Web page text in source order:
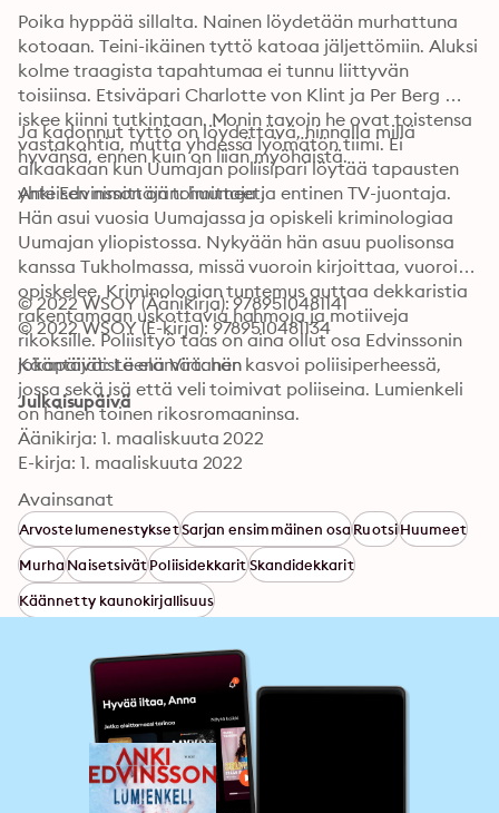
Poika hyppää sillalta. Nainen löydetään murhattuna
kotoaan. Teini-ikäinen tyttö katoaa jäljettömiin. Aluksi
kolme traagista tapahtumaa ei tunnu liittyvän
toisiinsa. Etsiväpari Charlotte von Klint ja Per Berg
iskee kiinni tutkintaan. Monin tavoin he ovat toistensa
vastakohtia, mutta yhdessä lyömätön tiimi. Ei
aikaakaan kun Uumajan poliisipari löytää tapausten
yhteisen nimittäjän: huumeet.
Ja kadonnut tyttö on löydettävä, hinnalla millä
hyvänsä, ennen kuin on liian myöhäistä.
Anki Edvinsson on toimittaja ja entinen TV-juontaja.
Hän asui vuosia Uumajassa ja opiskeli kriminologiaa
Uumajan yliopistossa. Nykyään hän asuu puolisonsa
kanssa Tukholmassa, missä vuoroin kirjoittaa, vuoroin
opiskelee. Kriminologian tuntemus auttaa dekkaristia
rakentamaan uskottavia hahmoja ja motiiveja
rikoksille. Poliisityö taas on aina ollut osa Edvinssonin
jokapäiväistä elämää: hän kasvoi poliisiperheessä,
jossa sekä isä että veli toimivat poliiseina. Lumienkeli
on hänen toinen rikosromaaninsa.
© 2022 WSOY (Äänikirja): 9789510481141
© 2022 WSOY (E-kirja): 9789510481134
Kääntäjät: Leena Virtanen
Julkaisupäivä
Äänikirja: 1. maaliskuuta 2022
E-kirja: 1. maaliskuuta 2022
Avainsanat
ArvostelumenestyksetSarjan ensimmäinen osaRuotsiHuumeet
MurhaNaisetsivätPoliisidekkaritSkandidekkarit
Käännetty kaunokirjallisuus